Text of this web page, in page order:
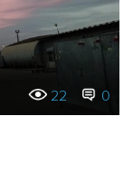
22 0